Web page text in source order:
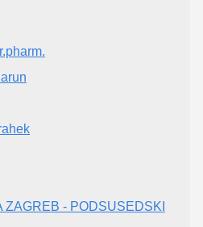
- PODSUSEDSKI